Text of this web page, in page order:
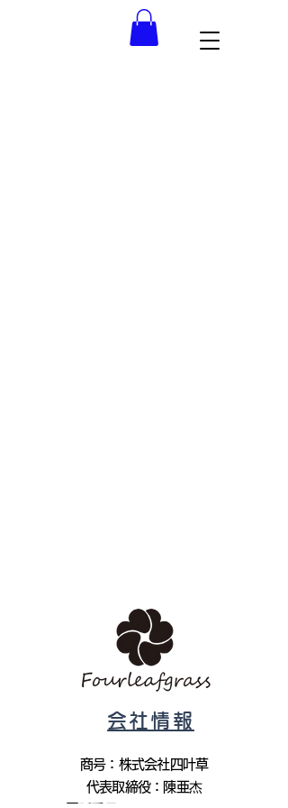
会社情報
商号：株式会社四叶草
代表取締役：陳亜杰